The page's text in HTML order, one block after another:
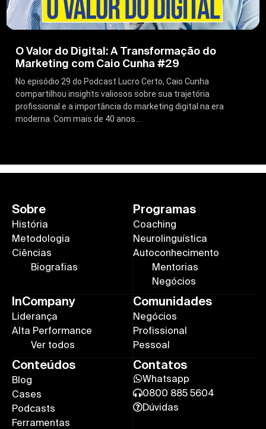
O Valor do Digital: A Transformação do
Marketing com Caio Cunha #29
No episódio 29 do Podcast Lucro Certo, Caio Cunha
compartilhou insights valiosos sobre sua trajetória
profissional e a importância do marketing digital na era
moderna. Com mais de 40 anos...
Sobre
História
Metodologia
Ciências
Biografias
Programas
Coaching
Neurolinguística
Autoconhecimento
Mentorias
Negócios
InCompany
Liderança
Alta Performance
Ver todos
Comunidades
Negócios
Profissional
Pessoal
Conteúdos
Blog
Cases
Podcasts
Ferramentas
Contatos
Whatsapp
0800 885 5604
Dúvidas